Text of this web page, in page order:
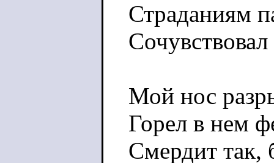
Страданиям
Мой нос
Горел в нем
Смердит так,